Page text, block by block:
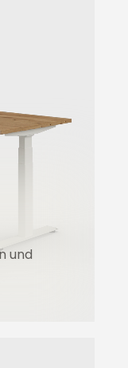
und